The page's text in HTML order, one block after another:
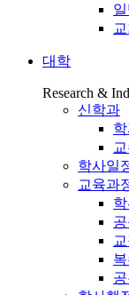
대학
Research &
신학과
학사일
교육과